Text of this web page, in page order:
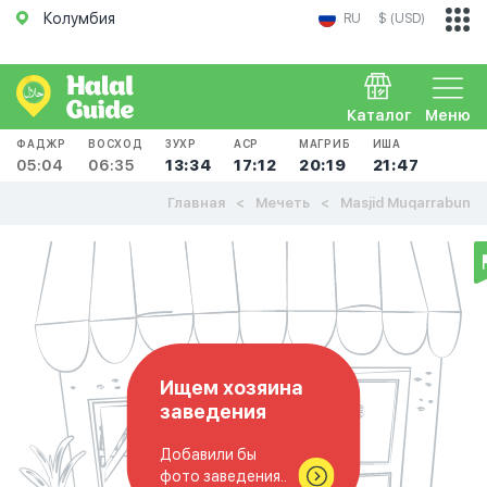
Колумбия RU $ (USD)
Меню
Каталог
ФАДЖР
05:04
ВОСХОД
06:35
ЗУХР
13:34
АСР
17:12
МАГРИБ
20:19
ИША
21:47
Главная Мечеть Masjid Muqarrabun
Ищем хозяина
заведения
Добавили бы
фото заведения..